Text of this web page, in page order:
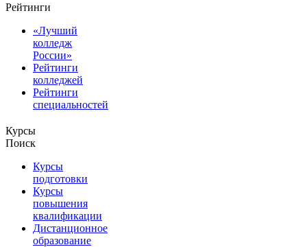
Рейтинги
«Лучший
колледж
России»
Рейтинги
колледжей
Рейтинги
специальностей
Курсы
Поиск
Курсы
подготовки
Курсы
повышения
квалификации
Дистанционное
образование